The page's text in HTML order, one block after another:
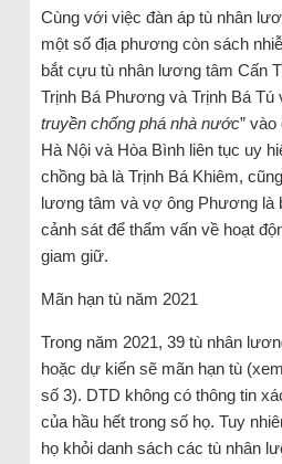
Cùng với việc đàn áp tù nhân
một số địa phương còn sách
bắt cựu tù nhân lương tâm Cấn
Trịnh Bá Phương và Trịnh Bá Tú
truyền chống phá nhà nước” vào
Hà Nội và Hòa Bình liên tục uy
chồng bà là Trịnh Bá Khiêm,
lương tâm và vợ ông Phương là
cảnh sát để thẩm vấn về hoạt
giam giữ.
Mãn hạn tù năm 2021
Trong năm 2021, 39 tù nhân
hoặc dự kiến ​​sẽ mãn hạn tù
số 3). DTD không có thông tin
của hầu hết trong số họ. Tuy
họ khỏi danh sách các tù nhân